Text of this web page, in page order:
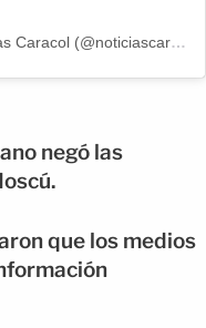
Una publicación compartida por Noticias Caracol (@noticiascaracol)
negó las
que los medios